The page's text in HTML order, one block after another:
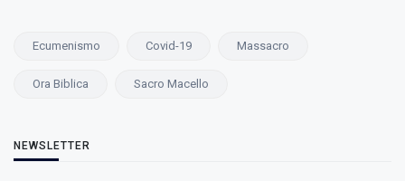
Ecumenismo Covid-19 Massacro
Ora Biblica Sacro Macello
NEWSLETTER